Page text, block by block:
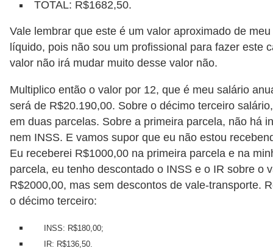
TOTAL: R$1682,50.
Vale lembrar que este é um valor aproximado de
líquido, pois não sou um profissional para fazer este
valor não irá mudar muito desse valor não.
Multiplico então o valor por 12, que é meu salário
será de R$20.190,00. Sobre o décimo terceiro
em duas parcelas. Sobre a primeira parcela, não há
nem INSS. E vamos supor que eu não estou
Eu receberei R$1000,00 na primeira parcela e na
parcela, eu tenho descontado o INSS e o IR sobre o
R$2000,00, mas sem descontos de vale-transporte.
o décimo terceiro:
INSS: R$180,00;
IR: R$136,50.